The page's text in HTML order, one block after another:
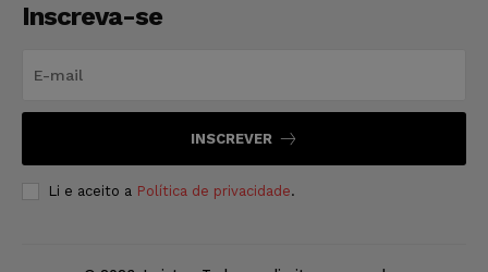
Inscreva-se
INSCREVER
Li e aceito a Política de privacidade.